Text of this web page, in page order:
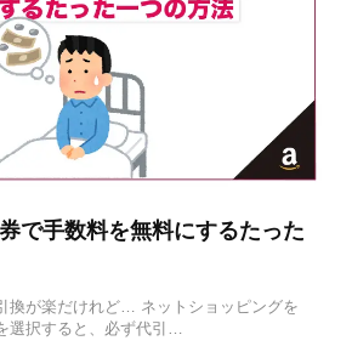
で手数料を無料にするたった
換が楽だけれど… ネットショッピングを
選択すると、必ず代引…